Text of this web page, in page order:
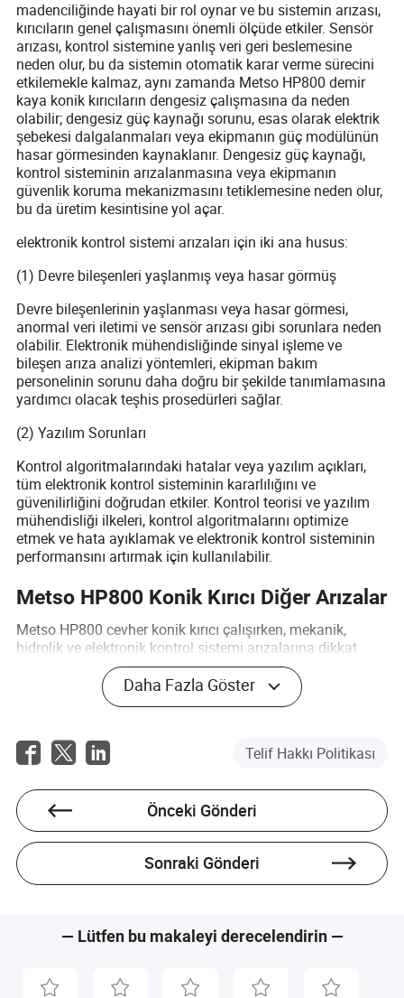
madenciliğinde hayati bir rol oynar ve bu sistemin arızası,
kırıcıların genel çalışmasını önemli ölçüde etkiler. Sensör
arızası, kontrol sistemine yanlış veri geri beslemesine
neden olur, bu da sistemin otomatik karar verme sürecini
etkilemekle kalmaz, aynı zamanda Metso HP800 demir
kaya konik kırıcıların dengesiz çalışmasına da neden
olabilir; dengesiz güç kaynağı sorunu, esas olarak elektrik
şebekesi dalgalanmaları veya ekipmanın güç modülünün
hasar görmesinden kaynaklanır. Dengesiz güç kaynağı,
kontrol sisteminin arızalanmasına veya ekipmanın
güvenlik koruma mekanizmasını tetiklemesine neden olur,
bu da üretim kesintisine yol açar.
elektronik kontrol sistemi arızaları için iki ana husus:
(1) Devre bileşenleri yaşlanmış veya hasar görmüş
Devre bileşenlerinin yaşlanması veya hasar görmesi,
anormal veri iletimi ve sensör arızası gibi sorunlara neden
olabilir. Elektronik mühendisliğinde sinyal işleme ve
bileşen arıza analizi yöntemleri, ekipman bakım
personelinin sorunu daha doğru bir şekilde tanımlamasına
yardımcı olacak teşhis prosedürleri sağlar.
(2) Yazılım Sorunları
Kontrol algoritmalarındaki hatalar veya yazılım açıkları,
tüm elektronik kontrol sisteminin kararlılığını ve
güvenilirliğini doğrudan etkiler. Kontrol teorisi ve yazılım
mühendisliği ilkeleri, kontrol algoritmalarını optimize
etmek ve hata ayıklamak ve elektronik kontrol sisteminin
performansını artırmak için kullanılabilir.
Metso HP800 Konik Kırıcı Diğer Arızalar
Metso HP800 cevher konik kırıcı çalışırken, mekanik,
hidrolik ve elektronik kontrol sistemi arızalarına dikkat
etmenin yanı sıra, diğer arızalara da dikkat edilmelidir.
Örneğin, uzun süreli aşırı yük çalışması, Metso HP800
konik kırıcı üreticisinin ısınmasına ve daha fazla titreşim
aşınmasını hızlandırmakla kalmaz, aynı zamanda Metso
HP800 taş konik kırıcı arıza koruma mekanizmasını
açabilir; malzemenin nemi, sertliği ve parçacık boyutu da
sıkı bir şekilde kontrol edilmelidir. Kalitesiz malzemeler,
ekipmanın çalışma verimliliğini ve ürün kalitesini düşürür
ve diğer türde arızalara neden olabilir. Kırıcının verimli ve
kararlı çalışması, tek bir bileşen veya sisteme bağlı
değildir, birden fazla faktörün etkileşiminin sonucudur. Bu,
stratejileri uygulamasını gerektirir.
Daha Fazla Göster
Telif Hakkı Politikası
Önceki Gönderi
Sonraki Gönderi
— Lütfen bu makaleyi derecelendirin —